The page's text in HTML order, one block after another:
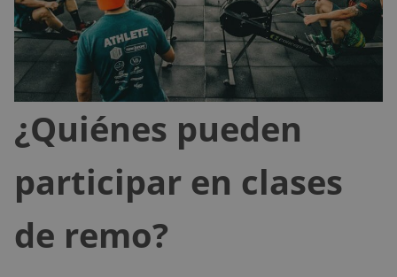
¿Quiénes pueden
participar en clases
de remo?